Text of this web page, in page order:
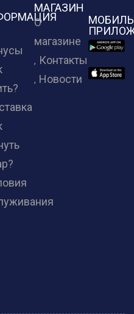
МАГАЗИН
О
магазине
Контакты
Новости